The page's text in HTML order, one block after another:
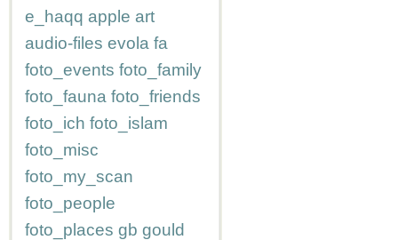
e_haqq apple art
audio-files evola fa
foto_events foto_family
foto_fauna foto_friends
foto_ich foto_islam
foto_misc
foto_my_scan
foto_people
foto_places gb gould